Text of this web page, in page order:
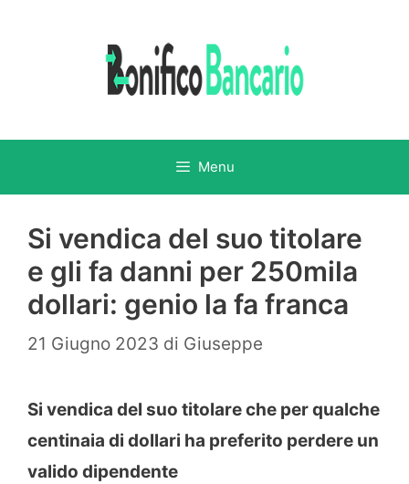
Menu
Si vendica del suo titolare
e gli fa danni per 250mila
dollari: genio la fa franca
21 Giugno 2023 di Giuseppe
Si vendica del suo titolare che per qualche
centinaia di dollari ha preferito perdere un
valido dipendente